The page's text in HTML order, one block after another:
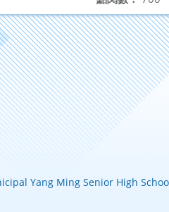
Yang Ming Senior High